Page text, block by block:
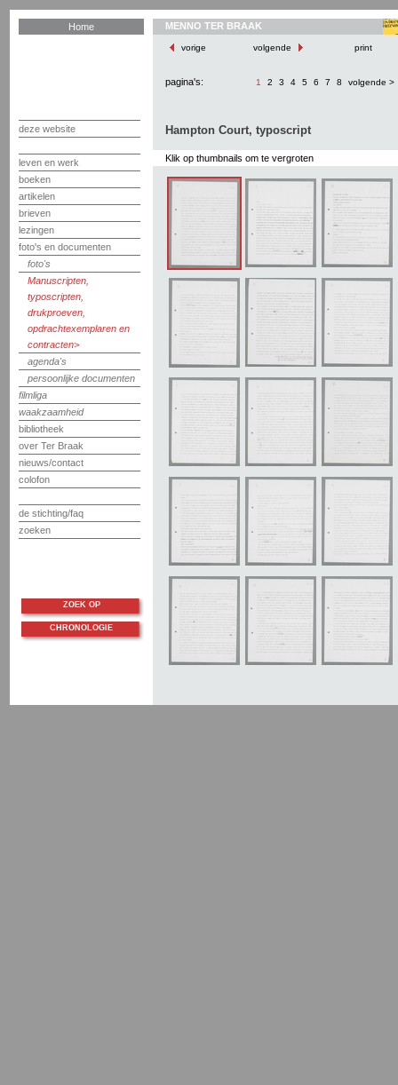
Home
deze website
leven en werk
boeken
artikelen
brieven
lezingen
foto's en documenten
foto's
Manuscripten,
typoscripten,
drukproeven,
opdrachtexemplaren en
contracten
agenda's
persoonlijke documenten
filmliga
waakzaamheid
bibliotheek
over Ter Braak
nieuws/contact
colofon
de stichting/faq
zoeken
MENNO TER BRAAK
vorige volgende print
pagina's: 1 2 3 4 5 6 7 8 volgende >
Hampton Court, typoscript
Klik op thumbnails om te vergroten
ZOEK OP
CHRONOLOGIE